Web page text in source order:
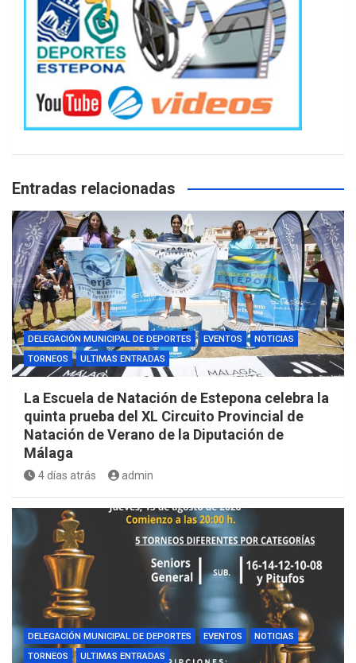
Entradas relacionadas
DELEGACIÓN MUNICIPAL DE DEPORTES EVENTOS
NOTICIAS
TORNEOS
ULTIMAS ENTRADAS
La Escuela de Natación de Estepona celebra la
quinta prueba del XL Circuito Provincial de
Natación de Verano de la Diputación de
Málaga
4 días atrás admin
DELEGACIÓN MUNICIPAL DE DEPORTES EVENTOS
NOTICIAS
TORNEOS
ULTIMAS ENTRADAS